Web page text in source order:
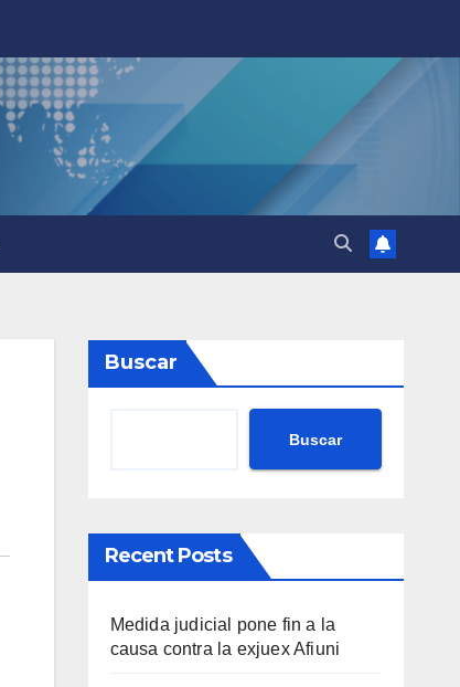
Buscar
Buscar
Recent Posts
Medida judicial pone fin a la
causa contra la exjuex Afiuni